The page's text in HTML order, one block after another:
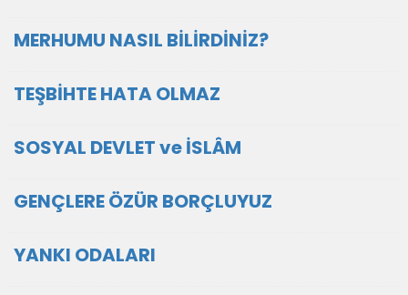
MERHUMU NASIL BİLİRDİNİZ?
TEŞBİHTE HATA OLMAZ
SOSYAL DEVLET ve İSLÂM
GENÇLERE ÖZÜR BORÇLUYUZ
YANKI ODALARI